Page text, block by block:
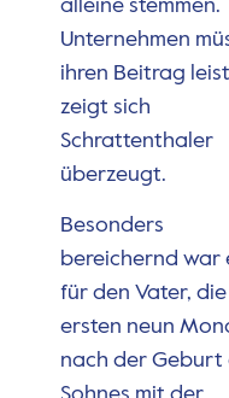
alleine stemmen.
Unternehmen
ihren Beitrag
zeigt sich
Schrattenthaler
überzeugt.
Besonders
bereichernd war
für den Vater, die
ersten neun
nach der Geburt